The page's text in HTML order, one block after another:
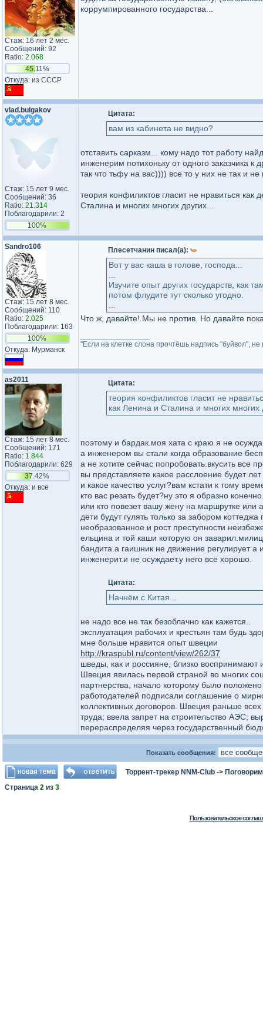
Стаж: 16 лет 2 мес.
Сообщений: 92
Ratio: 2.068
45.11%
Откуда: из СССР
коррумпированного государства...
vlad.bulgakov
Стаж: 15 лет 9 мес.
Сообщений: 36
Ratio: 21.314
Поблагодарили: 2
100%
Цитата:
вам из кабинета не видно?
отставить сарказм... кому надо тот работу
инженерим потихоньку от одного заказчика к
так что тьфу на вас)))) все то у них не так и
теория конфиликтов гласит не нравиться
Сталина и многих многих других...
Sandro106
Стаж: 15 лет 8 мес.
Сообщений: 110
Ratio: 2.025
Поблагодарили: 163
100%
Откуда: Мурманск
Плесетчанин писал(а):
Вот у вас каша в голове, господа...
Изучите опыт других государств, как
потом флудите тут сколько угодно.
Что ж, давайте! Мы не против. Но давайте
"Если на клетке слона прочтёшь надпись "буйвол",
as2011
Стаж: 15 лет 8 мес.
Сообщений: 171
Ratio: 1.844
Поблагодарили: 629
37.42%
Откуда: и все
Цитата:
теория конфиликтов гласит не
как Ленина и Сталина и многих многих
поэтому и бардак.моя хата с краю я не
а инженером вы стали когда образование
а не хотите сейчас попробовать.вкусить все
вы представляете какое расслоение будет
и какое качество услуг?вам кстати к тому
кто вас резать будет?ну это я образно
или кто повезет вашу жену на маршрутке или
дети будут гулять только за забором
необразованное и рост преступности
ельцина и той каши которую он
бандита.а гаишник не движение регулирует а
инженерит.и не осуждает.у него все хорошо.
Цитата:
Начнём с Китая...
не надо.все не так безоблачно как кажется..
эксплуатация рабочих и крестьян там будь
мне больше нравится опыт швеции
http://kraspubl.ru/content/view/262/37
шведы, как и россияне, близко воспринимают
Швеция явилась первой страной во многих
партнерства, начало которому было
работодателей подписали соглашение о
коллективных договоров. Швеция раньше
труда; ввела запрет на строительство АЭС;
перераспределяя через государственный
Показать сообщения:
Торрент-трекер NNM-Club -> Поговорим
Страница 2 из 3
Пользовательское